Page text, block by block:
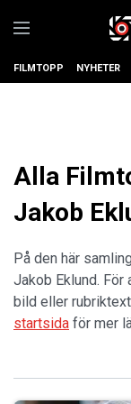
FILMTOPP NYHETER
Alla
Jakob
På den här
Jakob Eklund. För
bild eller
startsida för mer